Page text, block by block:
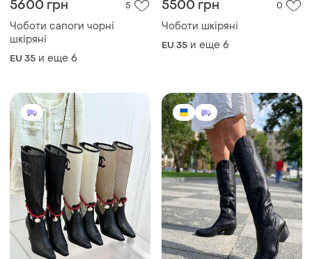
5600 грн 5
Чоботи сапоги чорні
шкіряні
EU 35 и еще 6
5500 грн 0
Чоботи шкіряні
EU 35 и еще 6